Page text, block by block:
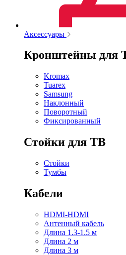
Аксессуары
Кронштейны для
Kromax
Tuarex
Samsung
Наклонный
Поворотный
Фиксированный
Стойки для ТВ
Стойки
Тумбы
Кабели
HDMI-HDMI
Антенный кабель
Длина 1.3-1.5 м
Длина 2 м
Длина 3 м